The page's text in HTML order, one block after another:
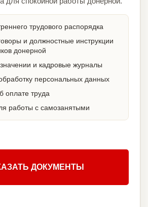
трудового распорядка
и должностные инструкции
донерной
и кадровые журналы
персональных данных
оплате труда
работы с самозанятыми
ДОКУМЕНТЫ